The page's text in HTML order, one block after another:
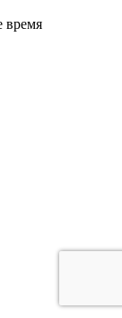
время